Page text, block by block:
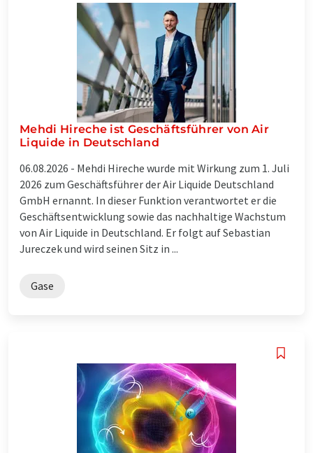
Mehdi Hireche ist Geschäftsführer von Air
Liquide in Deutschland
06.08.2026 - Mehdi Hireche wurde mit Wirkung zum 1. Juli
2026 zum Geschäftsführer der Air Liquide Deutschland
GmbH ernannt. In dieser Funktion verantwortet er die
Geschäftsentwicklung sowie das nachhaltige Wachstum
von Air Liquide in Deutschland. Er folgt auf Sebastian
Jureczek und wird seinen Sitz in ...
Gase